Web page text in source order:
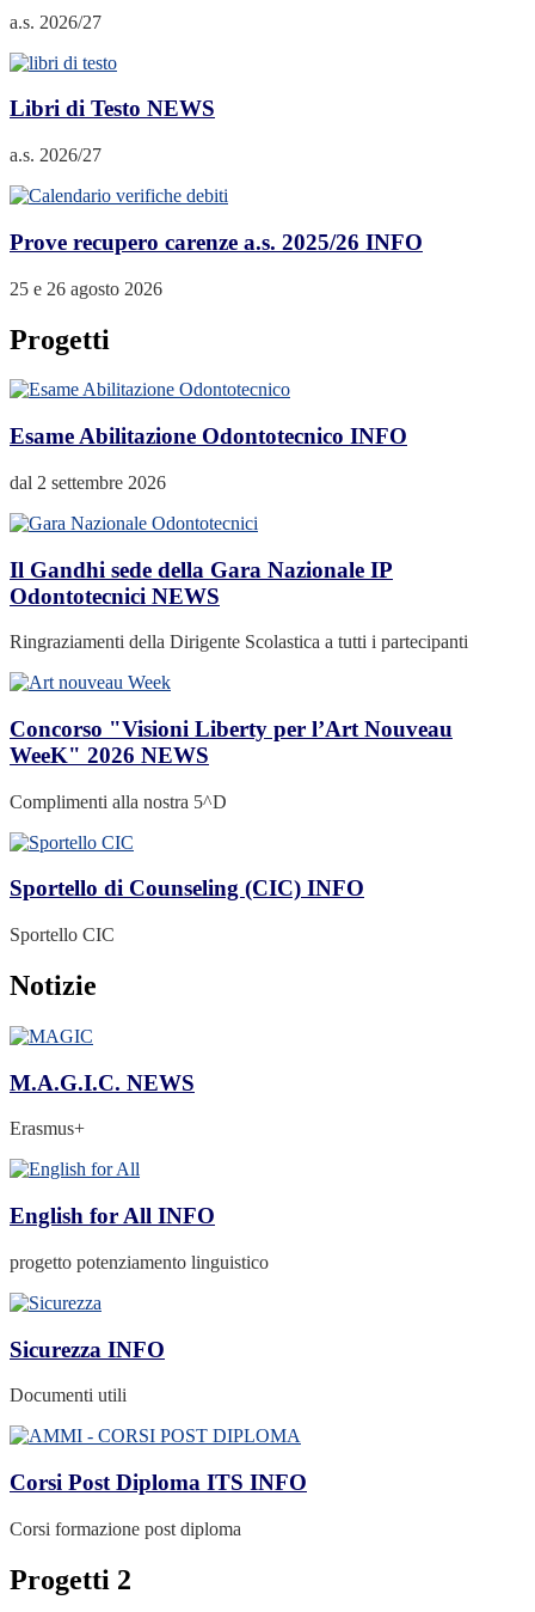
a.s. 2026/27
Libri di Testo NEWS
a.s. 2026/27
Prove recupero carenze a.s. 2025/26 INFO
25 e 26 agosto 2026
Progetti
Esame Abilitazione Odontotecnico INFO
dal 2 settembre 2026
Il Gandhi sede della Gara Nazionale IP
Odontotecnici NEWS
Ringraziamenti della Dirigente Scolastica a tutti i partecipanti
Concorso "Visioni Liberty per l’Art Nouveau
WeeK" 2026 NEWS
Complimenti alla nostra 5^D
Sportello di Counseling (CIC) INFO
Sportello CIC
Notizie
M.A.G.I.C. NEWS
Erasmus+
English for All INFO
progetto potenziamento linguistico
Sicurezza INFO
Documenti utili
Corsi Post Diploma ITS INFO
Corsi formazione post diploma
Progetti 2